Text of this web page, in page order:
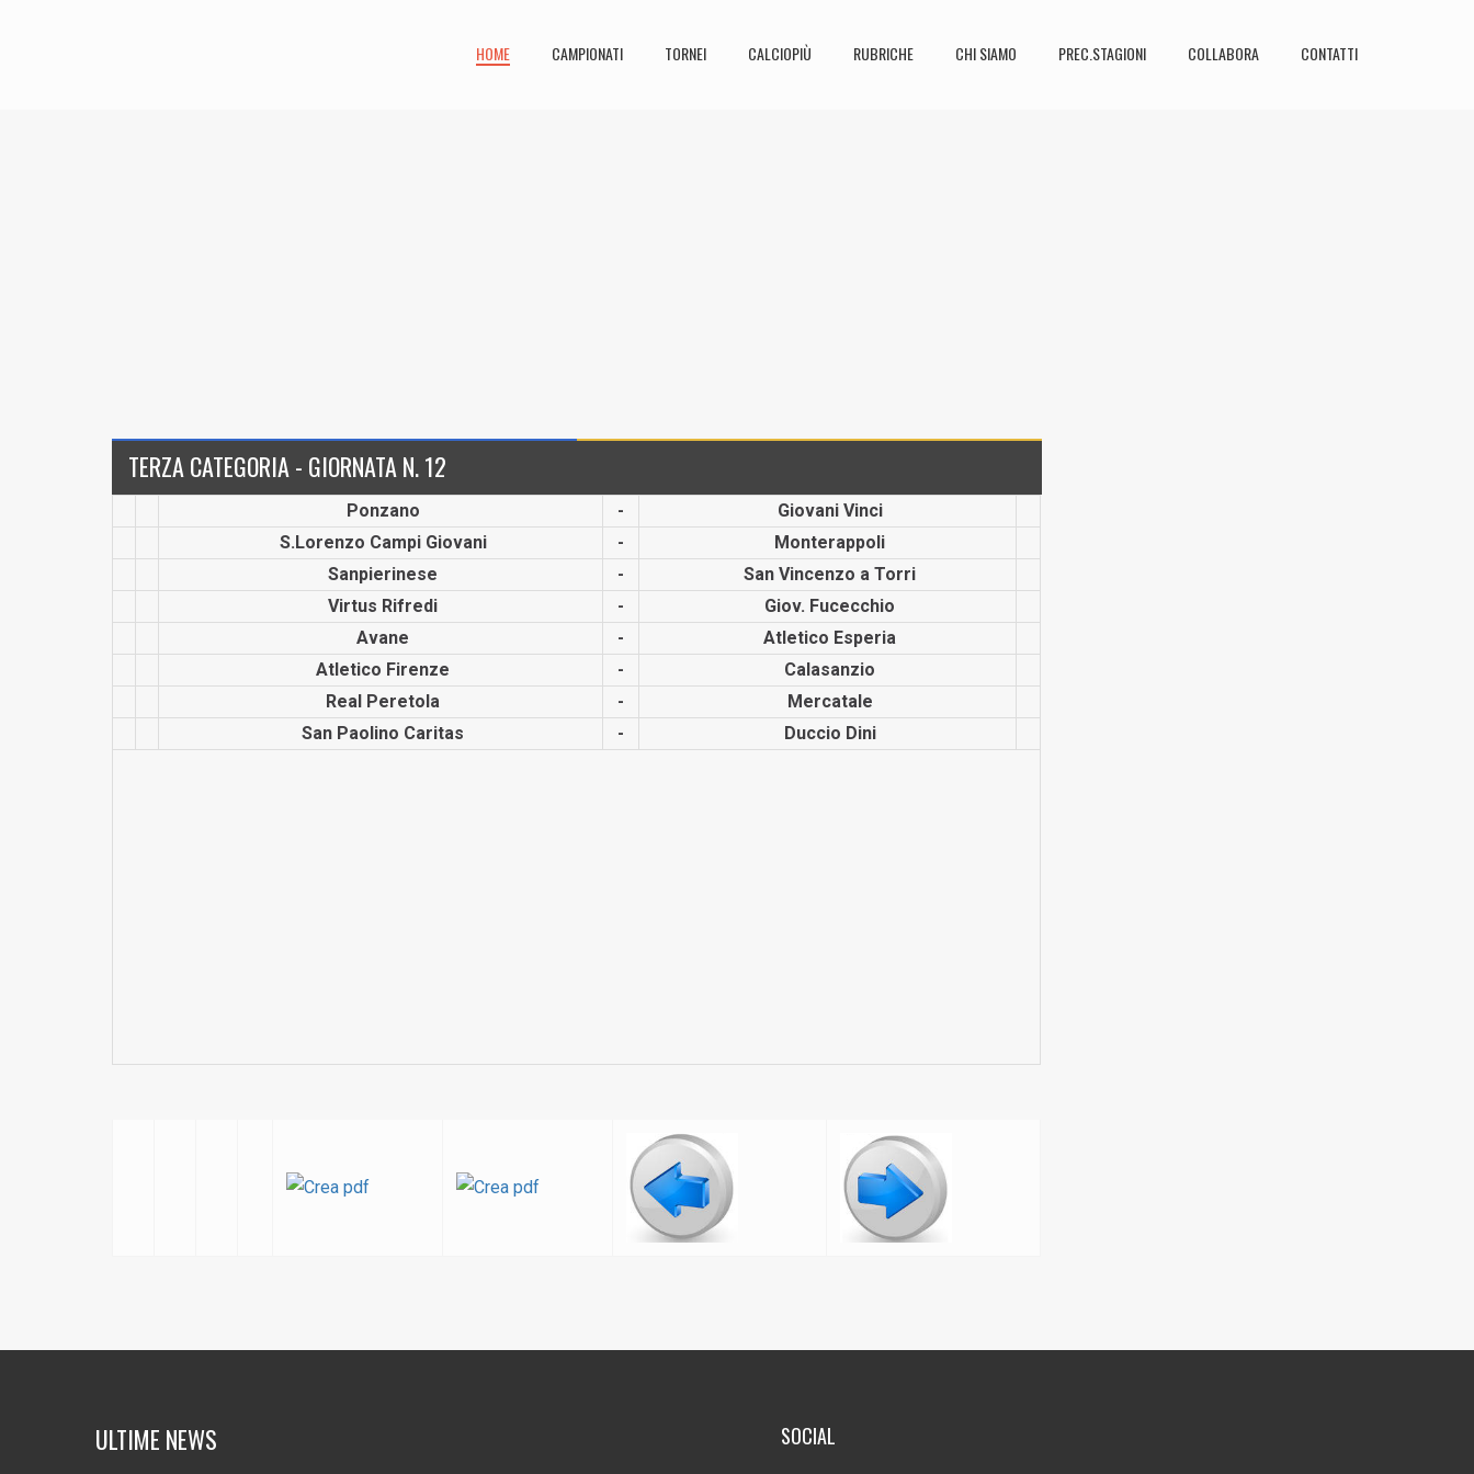
HOME CAMPIONATI TORNEI CALCIOPIÙ RUBRICHE CHI SIAMO PREC.STAGIONI COLLABORA CONTATTI
TERZA CATEGORIA - GIORNATA N. 12
Ponzano -
Giovani Vinci
S.Lorenzo Campi Giovani
-
Monterap­poli
Sanpieri­nese
-
San Vincenzo a Torri
Virtus Rifredi
-
Giov. Fucecchio
Avane
-
Atletico Esperia
Atletico Firenze
-
Calasanzio
Real Peretola
-
Mercatale
San Paolino Caritas
- Duccio Dini
ULTIME NEWS SOCIAL